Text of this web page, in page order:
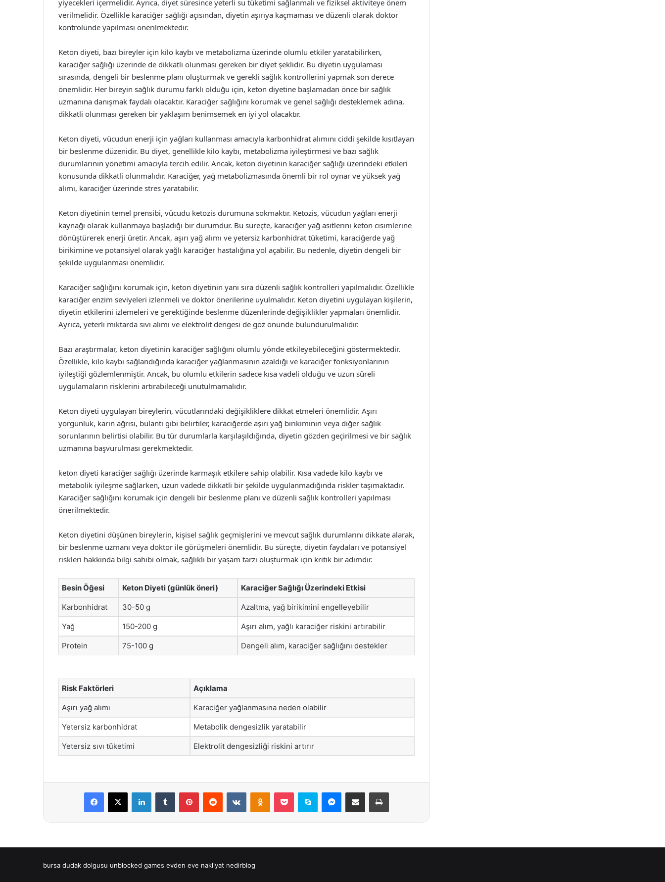
yiyecekleri içermelidir. Ayrıca, diyet süresince yeterli su tüketimi sağlanmalı ve fiziksel aktiviteye önem
verilmelidir. Özellikle karaciğer sağlığı açısından, diyetin aşırıya kaçmaması ve düzenli olarak doktor
kontrolünde yapılması önerilmektedir.
Keton diyeti, bazı bireyler için kilo kaybı ve metabolizma üzerinde olumlu etkiler yaratabilirken,
karaciğer sağlığı üzerinde de dikkatli olunması gereken bir diyet şeklidir. Bu diyetin uygulaması
sırasında, dengeli bir beslenme planı oluşturmak ve gerekli sağlık kontrollerini yapmak son derece
önemlidir. Her bireyin sağlık durumu farklı olduğu için, keton diyetine başlamadan önce bir sağlık
uzmanına danışmak faydalı olacaktır. Karaciğer sağlığını korumak ve genel sağlığı desteklemek adına,
dikkatli olunması gereken bir yaklaşım benimsemek en iyi yol olacaktır.
Keton diyeti, vücudun enerji için yağları kullanması amacıyla karbonhidrat alımını ciddi şekilde kısıtlayan
bir beslenme düzenidir. Bu diyet, genellikle kilo kaybı, metabolizma iyileştirmesi ve bazı sağlık
durumlarının yönetimi amacıyla tercih edilir. Ancak, keton diyetinin karaciğer sağlığı üzerindeki etkileri
konusunda dikkatli olunmalıdır. Karaciğer, yağ metabolizmasında önemli bir rol oynar ve yüksek yağ
alımı, karaciğer üzerinde stres yaratabilir.
Keton diyetinin temel prensibi, vücudu ketozis durumuna sokmaktır. Ketozis, vücudun yağları enerji
kaynağı olarak kullanmaya başladığı bir durumdur. Bu süreçte, karaciğer yağ asitlerini keton cisimlerine
dönüştürerek enerji üretir. Ancak, aşırı yağ alımı ve yetersiz karbonhidrat tüketimi, karaciğerde yağ
birikimine ve potansiyel olarak yağlı karaciğer hastalığına yol açabilir. Bu nedenle, diyetin dengeli bir
şekilde uygulanması önemlidir.
Karaciğer sağlığını korumak için, keton diyetinin yanı sıra düzenli sağlık kontrolleri yapılmalıdır. Özellikle
karaciğer enzim seviyeleri izlenmeli ve doktor önerilerine uyulmalıdır. Keton diyetini uygulayan kişilerin,
diyetin etkilerini izlemeleri ve gerektiğinde beslenme düzenlerinde değişiklikler yapmaları önemlidir.
Ayrıca, yeterli miktarda sıvı alımı ve elektrolit dengesi de göz önünde bulundurulmalıdır.
Bazı araştırmalar, keton diyetinin karaciğer sağlığını olumlu yönde etkileyebileceğini göstermektedir.
Özellikle, kilo kaybı sağlandığında karaciğer yağlanmasının azaldığı ve karaciğer fonksiyonlarının
iyileştiği gözlemlenmiştir. Ancak, bu olumlu etkilerin sadece kısa vadeli olduğu ve uzun süreli
uygulamaların risklerini artırabileceği unutulmamalıdır.
Keton diyeti uygulayan bireylerin, vücutlarındaki değişikliklere dikkat etmeleri önemlidir. Aşırı
yorgunluk, karın ağrısı, bulantı gibi belirtiler, karaciğerde aşırı yağ birikiminin veya diğer sağlık
sorunlarının belirtisi olabilir. Bu tür durumlarla karşılaşıldığında, diyetin gözden geçirilmesi ve bir sağlık
uzmanına başvurulması gerekmektedir.
keton diyeti karaciğer sağlığı üzerinde karmaşık etkilere sahip olabilir. Kısa vadede kilo kaybı ve
metabolik iyileşme sağlarken, uzun vadede dikkatli bir şekilde uygulanmadığında riskler taşımaktadır.
Karaciğer sağlığını korumak için dengeli bir beslenme planı ve düzenli sağlık kontrolleri yapılması
önerilmektedir.
Keton diyetini düşünen bireylerin, kişisel sağlık geçmişlerini ve mevcut sağlık durumlarını dikkate alarak,
bir beslenme uzmanı veya doktor ile görüşmeleri önemlidir. Bu süreçte, diyetin faydaları ve potansiyel
riskleri hakkında bilgi sahibi olmak, sağlıklı bir yaşam tarzı oluşturmak için kritik bir adımdır.
Besin Öğesi Keton Diyeti (günlük öneri) Karaciğer Sağlığı Üzerindeki Etkisi
Karbonhidrat 30-50 g Azaltma, yağ birikimini engelleyebilir
Yağ 150-200 g Aşırı alım, yağlı karaciğer riskini artırabilir
Protein 75-100 g Dengeli alım, karaciğer sağlığını destekler
Risk Faktörleri Açıklama
Aşırı yağ alımı Karaciğer yağlanmasına neden olabilir
Yetersiz karbonhidrat Metabolik dengesizlik yaratabilir
Yetersiz sıvı tüketimi Elektrolit dengesizliği riskini artırır
Facebook
X LinkedInTumblr PinterestReddit VKontakteOdnoklassniki
Pocket Skype Messenger
E-Posta ile paylaş Yazdır
bursa dudak dolgusu unblocked games evden eve nakliyat nedirblog